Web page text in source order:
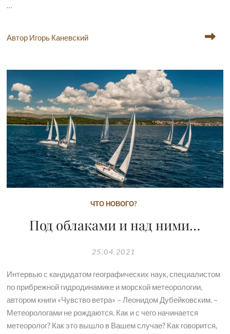
…
Автор Игорь Каневский
ЧТО НОВОГО?
Под облаками и над ними…
25.04.2021
Интервью с кандидатом географических наук, специалистом
по прибрежной гидродинамике и морской метеорологии,
автором книги «Чувство ветра» – Леонидом Дубейковским. –
Метеорологами не рождаются. Как и с чего начинается
метеоролог? Как это вышло в Вашем случае? Как говорится,